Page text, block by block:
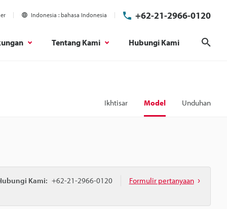
Indonesia bahasa Indonesia +62-21-2966-0120
Tentang Kami Hubungi Kami
Ikhtisar Model Unduhan
Kami: +62-21-2966-0120 Formulir pertanyaan